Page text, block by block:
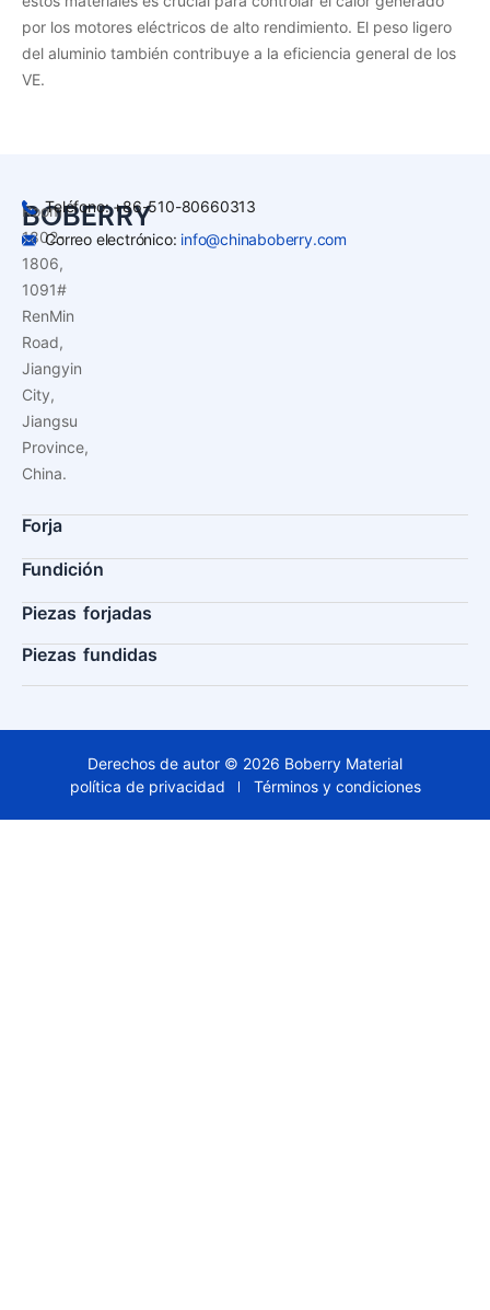
por los motores eléctricos de alto rendimiento. El peso ligero
del aluminio también contribuye a la eficiencia general de los
VE.
BOBERRY
Room
1802-
1806,
1091#
RenMin
Road,
Jiangyin
City,
Jiangsu
Province,
China.
Teléfono: +86-510-80660313
Correo electrónico: info@chinaboberry.com
Forja
Fundición
Piezas forjadas
Piezas fundidas
Derechos de autor © 2026 Boberry Material
política de privacidad
Términos y condiciones